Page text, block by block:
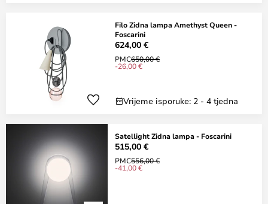
Filo Zidna lampa Amethyst Queen -
Foscarini
624,00 €
PMC650,00 €
-26,00 €
Vrijeme isporuke: 2 - 4 tjedna
Satellight Zidna lampa - Foscarini
515,00 €
PMC556,00 €
-41,00 €